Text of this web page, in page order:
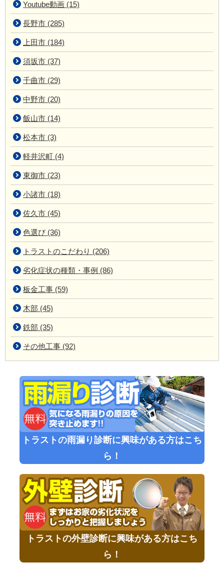
Youtube動画 (15)
長野市 (285)
上田市 (184)
須坂市 (37)
千曲市 (29)
中野市 (20)
飯山市 (14)
松本市 (3)
軽井沢町 (4)
東御市 (23)
小諸市 (18)
佐久市 (45)
色選び (36)
トラストのこだわり (206)
劣化症状の種類・事例 (86)
板金工事 (59)
木部 (45)
鉄部 (35)
その他工事 (92)
トラストの雨漏り診断に興味がある方はこち
ら！
トラストの外壁診断に興味がある方はこち
ら！